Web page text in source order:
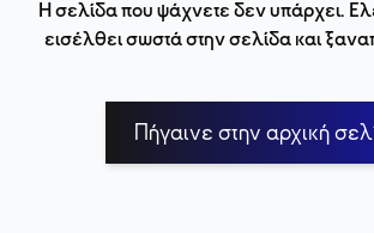
Η σελίδα που ψάχνετε δεν υπάρχει.
εισέλθει σωστά στην σελίδα και
Πήγαινε στην αρχική